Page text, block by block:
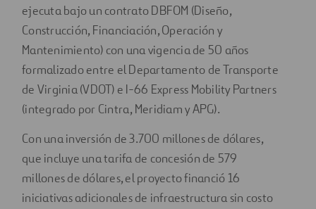
ejecuta bajo un contrato DBFOM (Diseño,
Construcción, Financiación, Operación y
Mantenimiento) con una vigencia de 50 años
formalizado entre el Departamento de Transporte
de Virginia (VDOT) e I-66 Express Mobility Partners
(integrado por Cintra, Meridiam y APG).
Con una inversión de 3.700 millones de dólares,
que incluye una tarifa de concesión de 579
millones de dólares, el proyecto financió 16
iniciativas adicionales de infraestructura sin costo